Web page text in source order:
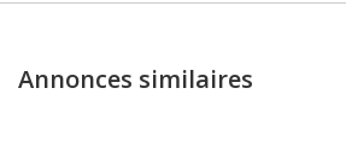
Annonces similaires